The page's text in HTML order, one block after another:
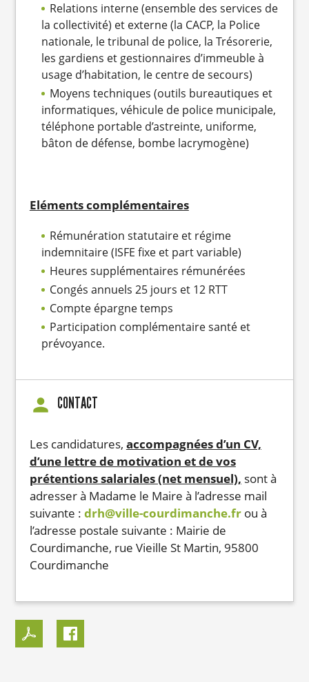
Relations interne (ensemble des services de
la collectivité) et externe (la CACP, la Police
nationale, le tribunal de police, la Trésorerie,
les gardiens et gestionnaires d’immeuble à
usage d’habitation, le centre de secours)
Moyens techniques (outils bureautiques et
informatiques, véhicule de police municipale,
téléphone portable d’astreinte, uniforme,
bâton de défense, bombe lacrymogène)
Eléments complémentaires
Rémunération statutaire et régime
indemnitaire (ISFE fixe et part variable)
Heures supplémentaires rémunérées
Congés annuels 25 jours et 12 RTT
Compte épargne temps
Participation complémentaire santé et
prévoyance.
CONTACT
Les candidatures, accompagnées d’un CV,
d’une lettre de motivation et de vos
prétentions salariales (net mensuel), sont à
adresser à Madame le Maire à l’adresse mail
suivante : drh@ville-courdimanche.frou à
l’adresse postale suivante : Mairie de
Courdimanche, rue Vieille St Martin, 95800
Courdimanche